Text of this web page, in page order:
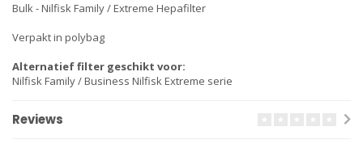
Bulk - Nilfisk Family / Extreme Hepafilter
Verpakt in polybag
Alternatief filter geschikt voor:
Nilfisk Family / Business Nilfisk Extreme serie
Reviews